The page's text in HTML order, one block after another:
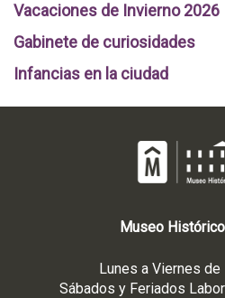
Vacaciones de Invierno 2026
Gabinete de curiosidades
Infancias en la ciudad
Museo Histórico
Lunes a Viernes de
Sábados y Feriados